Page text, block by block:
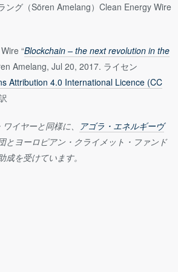
ング（Sören Amelang）Clean Energy Wire
“Blockchain – the next revolution in the
Amelang, Jul 20, 2017. ライセン
Attribution 4.0 International Licence (CC
イヤーと同様に、
アゴラ・エネルギーヴ
とヨーロピアン・クライメット・ファンド
を受けています。